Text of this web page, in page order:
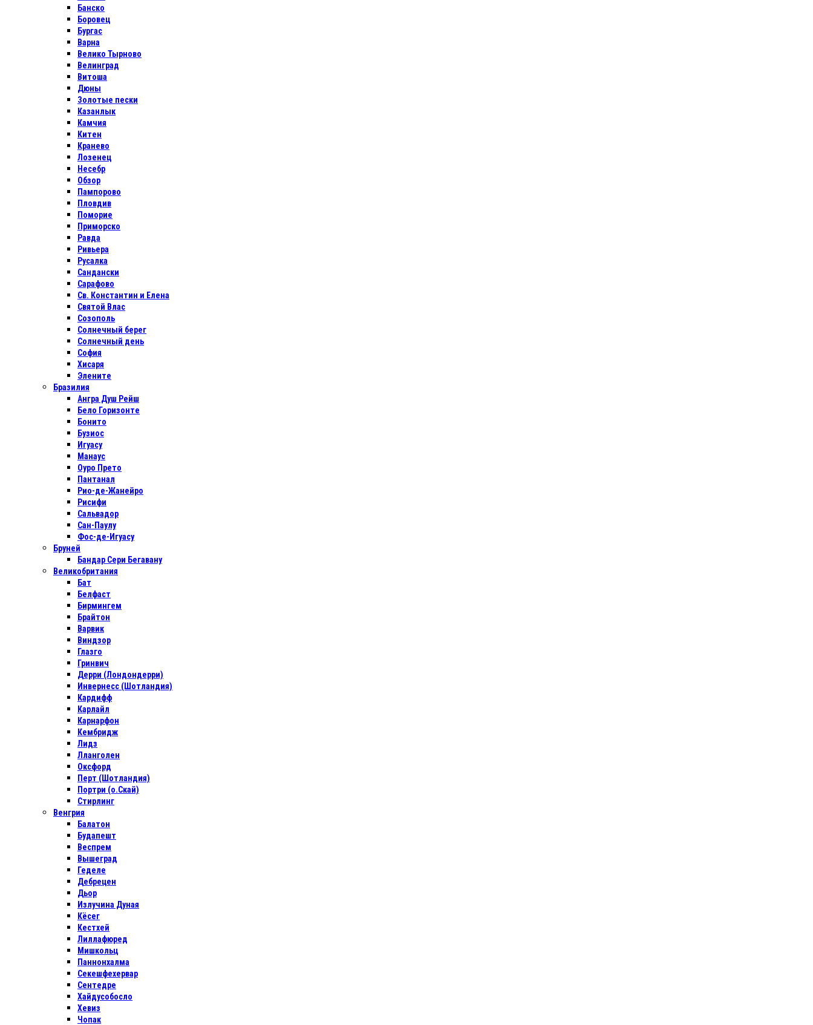
Банско
Боровец
Бургас
Варна
Велико Тырново
Велинград
Витоша
Дюны
Золотые пески
Казанлык
Камчия
Китен
Кранево
Лозенец
Несебр
Обзор
Пампорово
Пловдив
Поморие
Приморско
Равда
Ривьера
Русалка
Сандански
Сарафово
Св. Константин и Елена
Святой Влас
Созополь
Солнечный берег
Солнечный день
София
Хисаря
Элените
Бразилия
Ангра Душ Рейш
Бело Горизонте
Бонито
Бузиос
Игуасу
Манаус
Оуро Прето
Пантанал
Рио-де-Жанейро
Рисифи
Сальвадор
Сан-Паулу
Фос-де-Игуасу
Бруней
Бандар Сери Бегавану
Великобритания
Бат
Белфаст
Бирмингем
Брайтон
Варвик
Виндзор
Глазго
Гринвич
Дерри (Лондондерри)
Инвернесс (Шотландия)
Кардифф
Карлайл
Карнарфон
Кембридж
Лидз
Лланголен
Оксфорд
Перт (Шотландия)
Портри (о.Скай)
Стирлинг
Венгрия
Балатон
Будапешт
Веспрем
Вышеград
Геделе
Дебрецен
Дьор
Излучина Дуная
Кёсег
Кестхей
Лиллафюред
Мишкольц
Паннонхалма
Секешфехервар
Сентедре
Хайдусобосло
Хевиз
Чопак